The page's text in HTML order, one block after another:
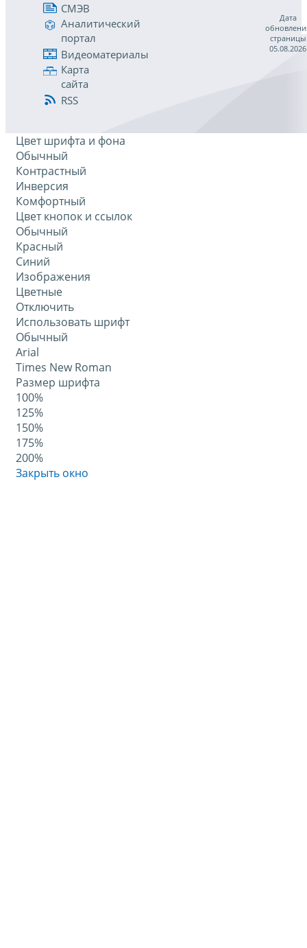
СМЭВ
Аналитический
портал
Видеоматериалы
Карта
сайта
RSS
Дата
страницы
05.08.2026
Цвет шрифта и фона
Обычный
Контрастный
Инверсия
Комфортный
Цвет кнопок и ссылок
Обычный
Красный
Синий
Изображения
Цветные
Отключить
Использовать шрифт
Обычный
Arial
Times New Roman
Размер шрифта
100%
125%
150%
175%
200%
Закрыть окно